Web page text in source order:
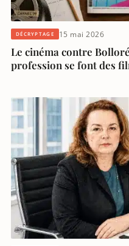
DÉCRYPTAGE 15 mai 2026
Le cinéma contre
profession se font des